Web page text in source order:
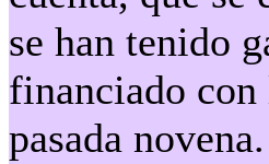
se han tenido
financiado con
pasada